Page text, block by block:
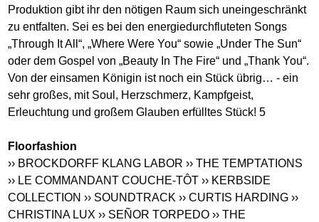
Produktion gibt ihr den nötigen Raum sich uneingeschränkt
zu entfalten. Sei es bei den energiedurchfluteten Songs
„Through It All“, „Where Were You“ sowie „Under The Sun“
oder dem Gospel von „Beauty In The Fire“ und „Thank You“.
Von der einsamen Königin ist noch ein Stück übrig… - ein
sehr großes, mit Soul, Herzschmerz, Kampfgeist,
Erleuchtung und großem Glauben erfülltes Stück! 5
Floorfashion
›› BROCKDORFF KLANG LABOR›› THE TEMPTATIONS
›› LE COMMANDANT COUCHE-TÔT ›› KERBSIDE
COLLECTION ›› SOUNDTRACK ›› CURTIS HARDING ››
CHRISTINA LUX ›› SEÑOR TORPEDO ›› THE